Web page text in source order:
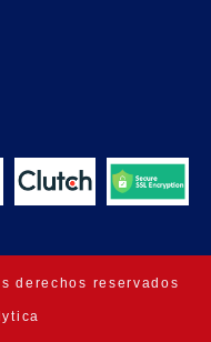
derechos reservados